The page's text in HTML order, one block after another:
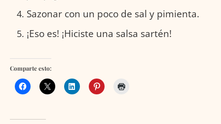
Sazonar con un poco de sal y pimienta.
¡Eso es! ¡Hiciste una salsa sartén!
Comparte esto: